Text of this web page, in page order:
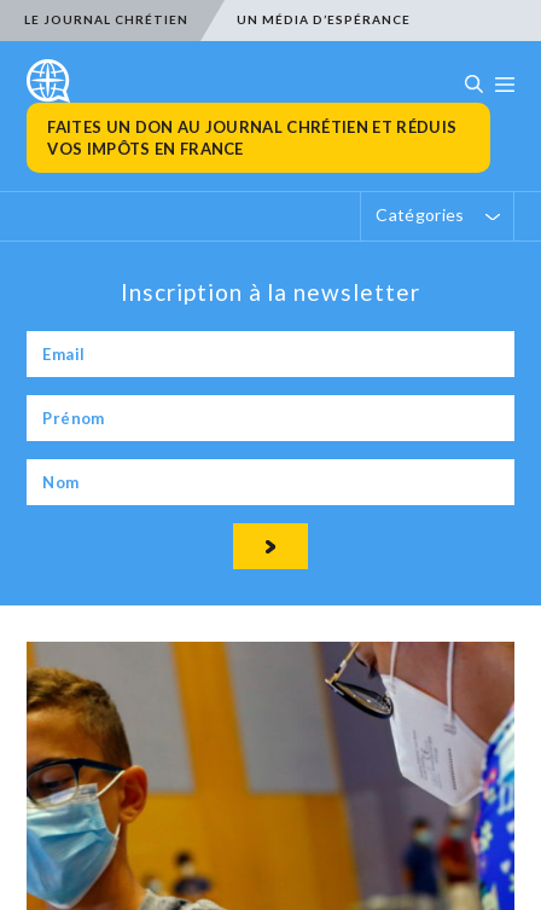
LE JOURNAL CHRÉTIEN UN MÉDIA D’ESPÉRANCE
FAITES UN DON AU JOURNAL CHRÉTIEN ET RÉDUIS
VOS IMPÔTS EN FRANCE
Catégories
Inscription à la newsletter